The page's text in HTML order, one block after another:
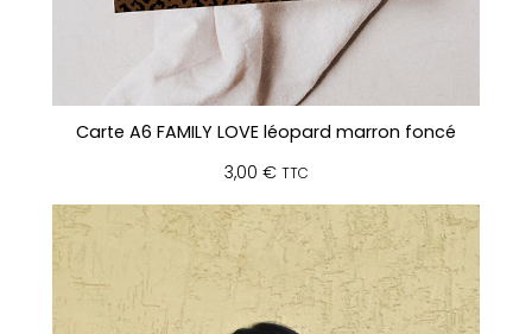
Carte A6 FAMILY LOVE léopard marron foncé
3,00 € TTC